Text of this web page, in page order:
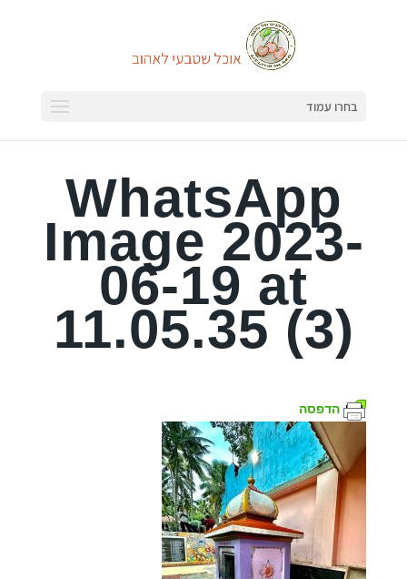
בחרו עמוד
WhatsApp
Image 2023-
06-19 at
11.05.35 (3)
הדפסה